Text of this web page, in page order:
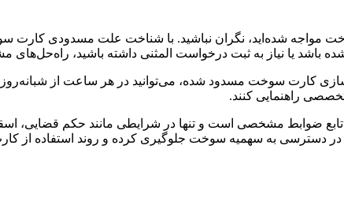
شده‌اید، نگران نباشید. با شناخت علت مسدودی کارت
باشد یا نیاز به ثبت درخواست المثنی داشته باشید،
راهنمایی کنند.
ضوابط مشخصی است و تنها در شرایطی مانند حکم قضایی،
دسترسی به سهمیه سوخت جلوگیری کرده و روند استفاده از